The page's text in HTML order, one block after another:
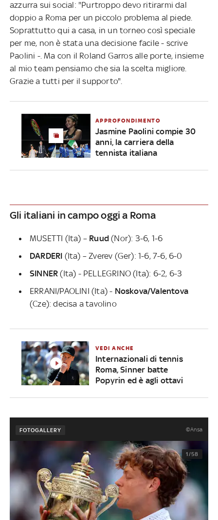
azzurra sui social: "Purtroppo devo ritirarmi dal
doppio a Roma per un piccolo problema al piede.
Soprattutto qui a casa, in un torneo così speciale
per me, non è stata una decisione facile - scrive
Paolini -. Ma con il Roland Garros alle porte, insieme
al mio team pensiamo che sia la scelta migliore.
Grazie a tutti per il supporto".
APPROFONDIMENTO
Jasmine Paolini compie 30
anni, la carriera della
tennista italiana
Gli italiani in campo oggi a Roma
MUSETTI (Ita) – Ruud(Nor): 3-6, 1-6
DARDERI (Ita) – Zverev (Ger): 1-6, 7-6, 6-0
SINNER (Ita) - PELLEGRINO (Ita): 6-2, 6-3
ERRANI/PAOLINI (Ita) - Noskova/Valentova
(Cze): decisa a tavolino
VEDI ANCHE
Internazionali di tennis
Roma, Sinner batte
Popyrin ed è agli ottavi
FOTOGALLERY ©Ansa
1/58